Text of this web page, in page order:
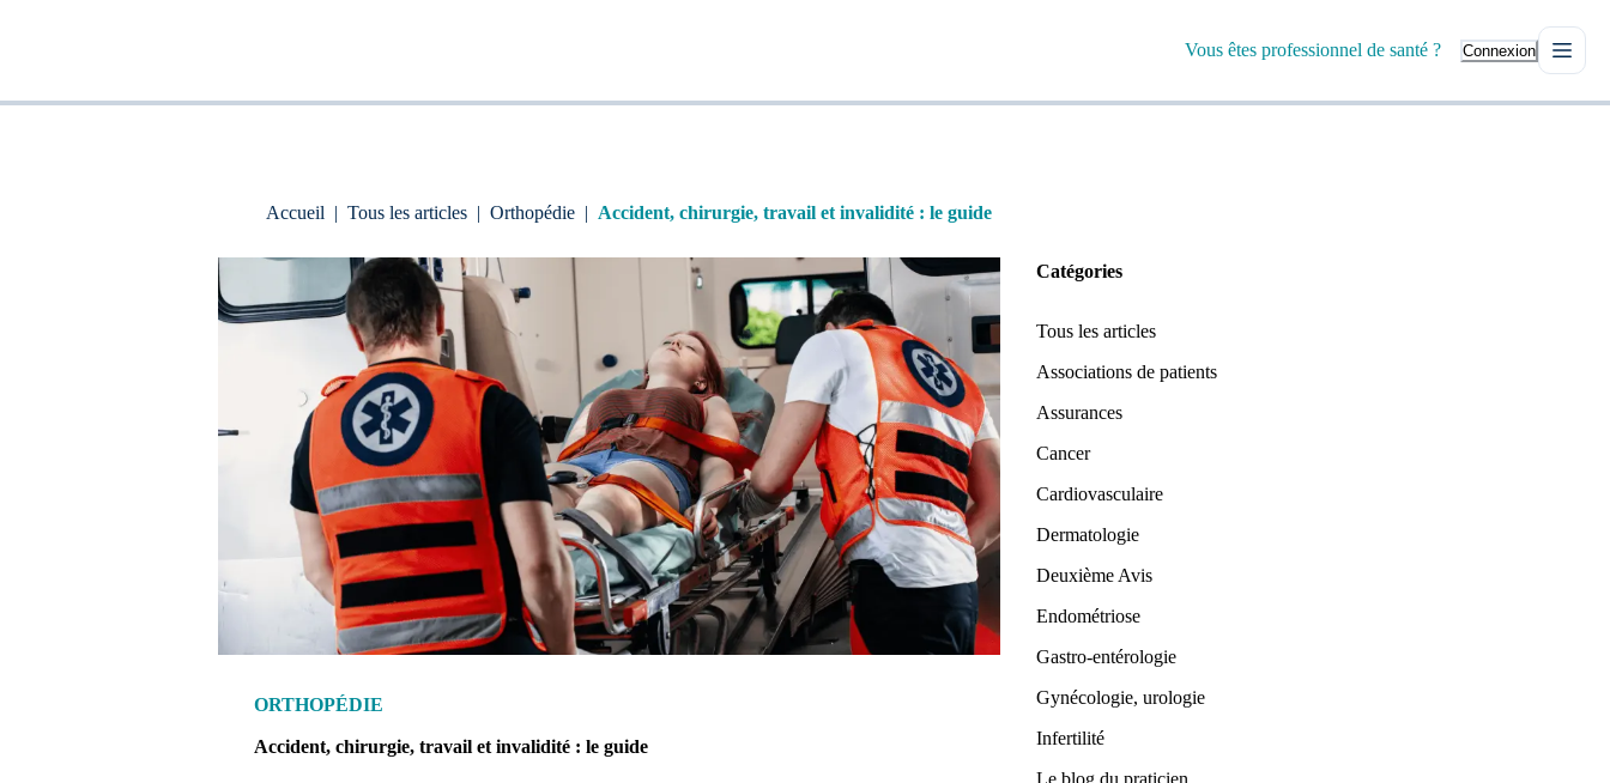
Vous êtes professionnel de santé ? Connexion
Accueil | Tous les articles | Orthopédie | Accident, chirurgie, travail et invalidité : le guide
ORTHOPÉDIE
Accident, chirurgie, travail et invalidité : le guide
Catégories
Tous les articles
Associations de patients
Assurances
Cancer
Cardiovasculaire
Dermatologie
Deuxième Avis
Endométriose
Gastro-entérologie
Gynécologie, urologie
Infertilité
Le blog du praticien